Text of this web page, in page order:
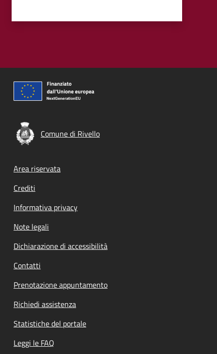
Comune di Rivello
Footer menu
Area riservata
Crediti
Informativa privacy
Note legali
Dichiarazione di accessibilità
Contatti
Prenotazione appuntamento
Richiedi assistenza
Statistiche del portale
Leggi le FAQ